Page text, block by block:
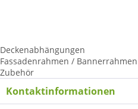
Deckenabhängungen
Fassadenrahmen / Bannerrahmen
Zubehör
Kontaktinformationen